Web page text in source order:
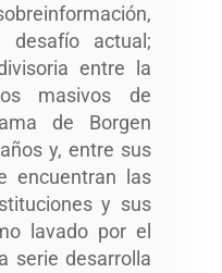
actual;
entre la
masivos de
de Borgen
y, entre sus
encuentran las
y sus
lavado por el
serie desarrolla